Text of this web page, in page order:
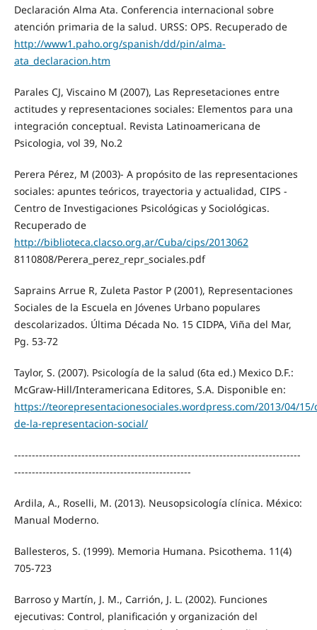
Declaración Alma Ata. Conferencia internacional sobre
atención primaria de la salud. URSS: OPS. Recuperado de
http://www1.paho.org/spanish/dd/pin/alma-
ata_declaracion.htm
Parales CJ, Viscaino M (2007), Las Represetaciones entre
actitudes y representaciones sociales: Elementos para una
integración conceptual. Revista Latinoamericana de
Psicologia, vol 39, No.2
Perera Pérez, M (2003)- A propósito de las representaciones
sociales: apuntes teóricos, trayectoria y actualidad, CIPS -
Centro de Investigaciones Psicológicas y Sociológicas.
Recuperado de
http://biblioteca.clacso.org.ar/Cuba/cips/2013062
8110808/Perera_perez_repr_sociales.pdf
Saprains Arrue R, Zuleta Pastor P (2001), Representaciones
Sociales de la Escuela en Jóvenes Urbano populares
descolarizados. Última Década No. 15 CIDPA, Viña del Mar,
Pg. 53-72
Taylor, S. (2007). Psicología de la salud (6ta ed.) Mexico D.F.:
McGraw-Hill/Interamericana Editores, S.A. Disponible en:
https://teorepresentacionesociales.wordpress.com/2013/04/
de-la-representacion-social/
---------------------------------------------------------------------------------
--------------------------------------------------
Ardila, A., Roselli, M. (2013). Neusopsicología clínica. México:
Manual Moderno.
Ballesteros, S. (1999). Memoria Humana. Psicothema. 11(4)
705-723
Barroso y Martín, J. M., Carrión, J. L. (2002). Funciones
ejecutivas: Control, planificación y organización del